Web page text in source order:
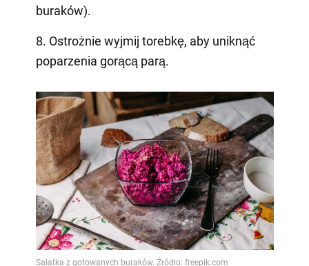
buraków).
8. Ostrożnie wyjmij torebkę, aby uniknąć
poparzenia gorącą parą.